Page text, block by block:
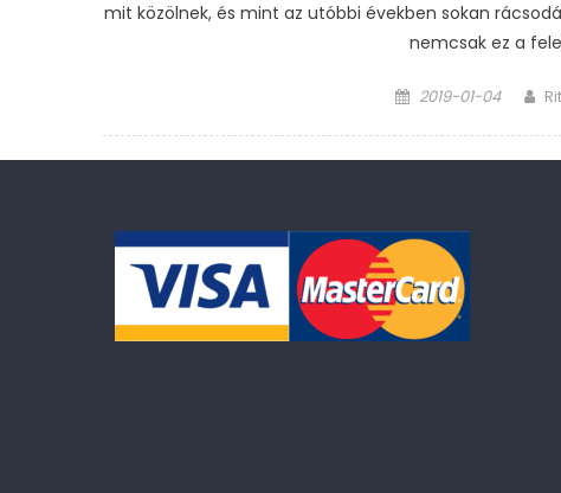
mit közölnek, és mint az utóbbi években sokan
nemcsak ez a
Posted
2019-01-04